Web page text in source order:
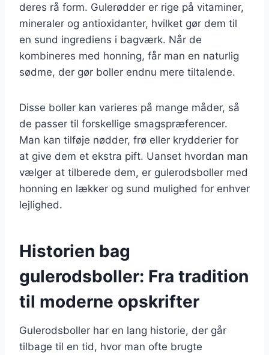
deres rå form. Gulerødder er rige på vitaminer,
mineraler og antioxidanter, hvilket gør dem til
en sund ingrediens i bagværk. Når de
kombineres med honning, får man en naturlig
sødme, der gør boller endnu mere tiltalende.
Disse boller kan varieres på mange måder, så
de passer til forskellige smagspræferencer.
Man kan tilføje nødder, frø eller krydderier for
at give dem et ekstra pift. Uanset hvordan man
vælger at tilberede dem, er gulerodsboller med
honning en lækker og sund mulighed for enhver
lejlighed.
Historien bag
gulerodsboller: Fra tradition
til moderne opskrifter
Gulerodsboller har en lang historie, der går
tilbage til en tid, hvor man ofte brugte